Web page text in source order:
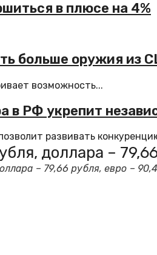
в плюсе на 4%
больше оружия из
возможность...
в РФ укрепит
развивать
доллара –
– 79,66 рубля, евро –